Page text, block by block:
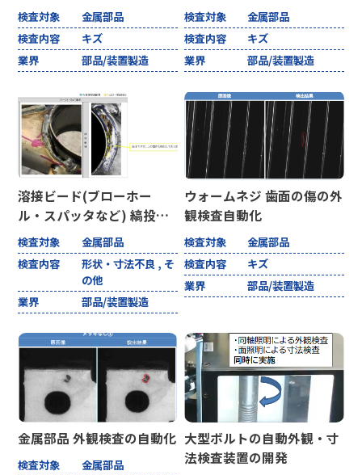
装置
検査対象
金属部品
検査内容
キズ
業界
部品/装置製造
検査対象
金属部品
検査内容
キズ
業界
部品/装置製造
溶接ビード(ブローホー
ル・スパッタなど) 縞投影
式3次元外観検査
検査対象
金属部品
検査内容
形状・寸法不良 , そ
の他
業界
部品/装置製造
ウォームネジ 歯面の傷の外
観検査自動化
検査対象
金属部品
検査内容
キズ
業界
部品/装置製造
金属部品 外観検査の自動化
検査対象
金属部品
大型ボルトの自動外観・寸
法検査装置の開発